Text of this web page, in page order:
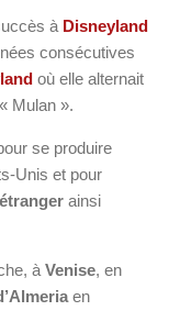
à Disneyland
consécutives
où elle alternait
« Mulan ».
se produire
Unis et pour
ainsi
à Venise, en
en